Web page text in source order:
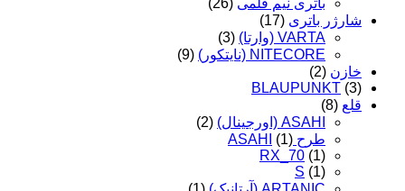
شارژر باتری (17)
VARTA (وارتا)
(3)
NITECORE (نایتکور)
(9)
خازن (2)
BLAUPUNKT (3)
قلع (8)
ASAHI (اورجینال)
(2)
طرح ASAHI (1)
RX_70 (1)
S (1)